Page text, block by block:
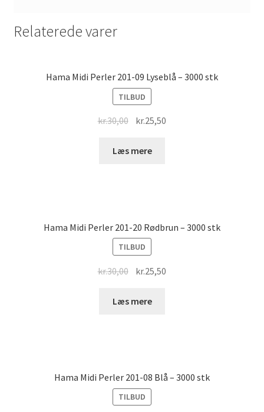
Relaterede varer
Hama Midi Perler 201-09 Lyseblå – 3000 stk
TILBUD
kr.30,00 Original
was:
kr.25,50
Læs mere
Hama Midi Perler 201-20 Rødbrun – 3000 stk
TILBUD
kr.30,00 Original
was:
kr.25,50
Læs mere
Hama Midi Perler 201-08 Blå – 3000 stk
TILBUD